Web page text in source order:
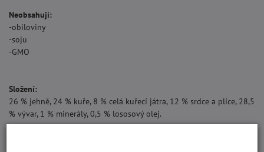
Neobsahují:
-obiloviny
-soju
-GMO
Složení:
26 % jehně, 24 % kuře, 8 % celá kuřecí játra, 12 % srdce a plíce, 28,5
% vývar, 1 % minerály, 0,5 % lososový olej.